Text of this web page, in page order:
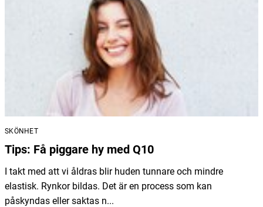
SKÖNHET
Tips: Få piggare hy med Q10
I takt med att vi åldras blir huden tunnare och mindre
elastisk. Rynkor bildas. Det är en process som kan
påskyndas eller saktas n...